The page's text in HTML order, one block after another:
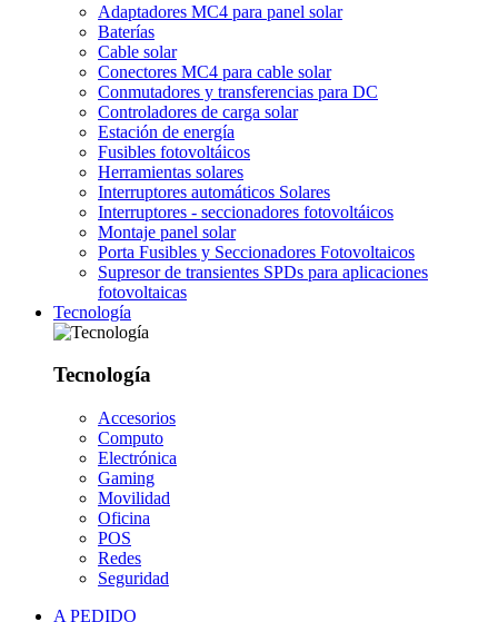
Adaptadores MC4 para panel solar
Baterías
Cable solar
Conectores MC4 para cable solar
Conmutadores y transferencias para DC
Controladores de carga solar
Estación de energía
Fusibles fotovoltáicos
Herramientas solares
Interruptores automáticos Solares
Interruptores - seccionadores fotovoltáicos
Montaje panel solar
Porta Fusibles y Seccionadores Fotovoltaicos
Supresor de transientes SPDs para aplicaciones
fotovoltaicas
Tecnología
Tecnología
Accesorios
Computo
Electrónica
Gaming
Movilidad
Oficina
POS
Redes
Seguridad
A PEDIDO